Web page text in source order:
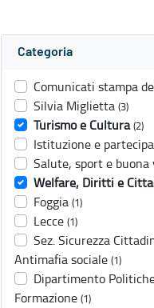
Categoria
Comunicati stampa
Silvia Miglietta (3)
Turismo e Cultura (2)
Istituzione e
Salute, sport e buona
Welfare, Diritti e
Foggia (1)
Lecce (1)
Sez. Sicurezza
Antimafia sociale (1)
Dipartimento
Formazione (1)